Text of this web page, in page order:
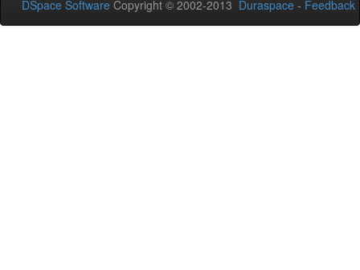
DSpace Software Copyright © 2002-2013 Duraspace - Feedback